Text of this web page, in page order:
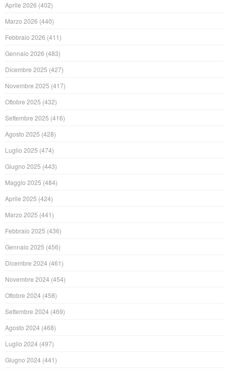
Aprile 2026 (402)
Marzo 2026 (440)
Febbraio 2026 (411)
Gennaio 2026 (483)
Dicembre 2025 (427)
Novembre 2025 (417)
Ottobre 2025 (432)
Settembre 2025 (416)
Agosto 2025 (428)
Luglio 2025 (474)
Giugno 2025 (443)
Maggio 2025 (484)
Aprile 2025 (424)
Marzo 2025 (441)
Febbraio 2025 (436)
Gennaio 2025 (456)
Dicembre 2024 (461)
Novembre 2024 (454)
Ottobre 2024 (458)
Settembre 2024 (469)
Agosto 2024 (468)
Luglio 2024 (497)
Giugno 2024 (441)